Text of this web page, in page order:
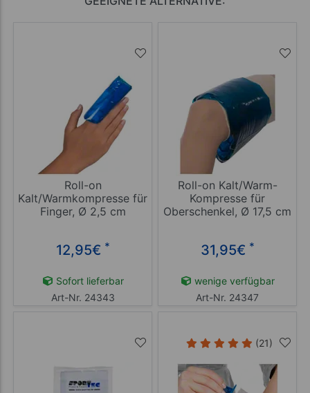
Roll-on
Kalt/Warmkompresse für
Finger, Ø 2,5 cm
12,95€ *
Sofort lieferbar
Art-Nr. 24343
Roll-on Kalt/Warm-
Kompresse für
Oberschenkel, Ø 17,5 cm
31,95€ *
wenige verfügbar
Art-Nr. 24347
(21)